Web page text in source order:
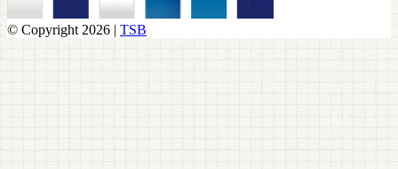
© Copyright 2026 | TSB